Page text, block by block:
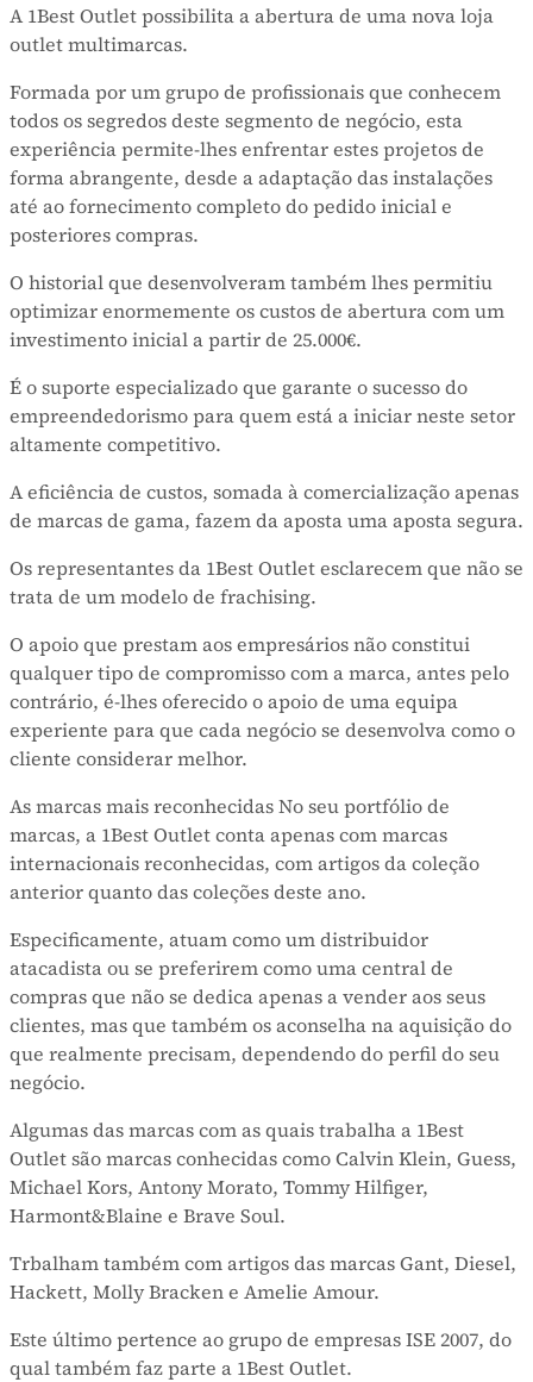
A 1Best Outlet possibilita a abertura de uma nova loja
outlet multimarcas.
Formada por um grupo de profissionais que conhecem
todos os segredos deste segmento de negócio, esta
experiência permite-lhes enfrentar estes projetos de
forma abrangente, desde a adaptação das instalações
até ao fornecimento completo do pedido inicial e
posteriores compras.
O historial que desenvolveram também lhes permitiu
optimizar enormemente os custos de abertura com um
investimento inicial a partir de 25.000€.
É o suporte especializado que garante o sucesso do
empreendedorismo para quem está a iniciar neste setor
altamente competitivo.
A eficiência de custos, somada à comercialização apenas
de marcas de gama, fazem da aposta uma aposta segura.
Os representantes da 1Best Outlet esclarecem que não se
trata de um modelo de frachising.
O apoio que prestam aos empresários não constitui
qualquer tipo de compromisso com a marca, antes pelo
contrário, é-lhes oferecido o apoio de uma equipa
experiente para que cada negócio se desenvolva como o
cliente considerar melhor.
As marcas mais reconhecidas No seu portfólio de
marcas, a 1Best Outlet conta apenas com marcas
internacionais reconhecidas, com artigos da coleção
anterior quanto das coleções deste ano.
Especificamente, atuam como um distribuidor
atacadista ou se preferirem como uma central de
compras que não se dedica apenas a vender aos seus
clientes, mas que também os aconselha na aquisição do
que realmente precisam, dependendo do perfil do seu
negócio.
Algumas das marcas com as quais trabalha a 1Best
Outlet são marcas conhecidas como Calvin Klein, Guess,
Michael Kors, Antony Morato, Tommy Hilfiger,
Harmont&Blaine e Brave Soul.
Trbalham também com artigos das marcas Gant, Diesel,
Hackett, Molly Bracken e Amelie Amour.
Este último pertence ao grupo de empresas ISE 2007, do
qual também faz parte a 1Best Outlet.